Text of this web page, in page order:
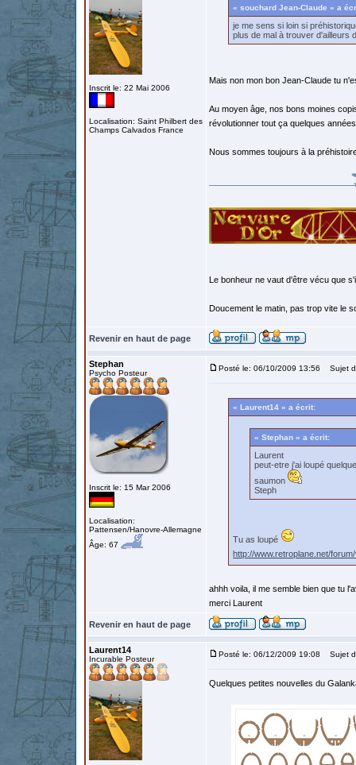
Inscrit le: 22 Mai 2006
Localisation: Saint Philbert des
Champs Calvados France
« souchard Jean-Claude » a
je me sens si loin si
plus de mal à trouver d'ailleurs
Mais non mon bon Jean-Claude tu
Au moyen âge, nos bons moines
révolutionner tout ça quelques
Nous sommes toujours à la
Le bonheur ne vaut d'être vécu que
Doucement le matin, pas trop vite le
Revenir en haut de page
Stephan
Psycho Posteur
Inscrit le: 15 Mar 2006
Localisation:
Pattensen/Hanovre-Allemagne
Âge: 67
Posté le: 06/10/2009 13:56 Sujet
« Laurent14 » a écrit:
« Stephan » a écrit:
Laurent
peut-etre j'ai loupé
saumon
Steph
Tu as loupé
http://www.retroplane.net/
ahhh voila, il me semble bien que tu
merci Laurent
Revenir en haut de page
Laurent14
Incurable Posteur
Posté le: 06/12/2009 19:08 Sujet
Quelques petites nouvelles du